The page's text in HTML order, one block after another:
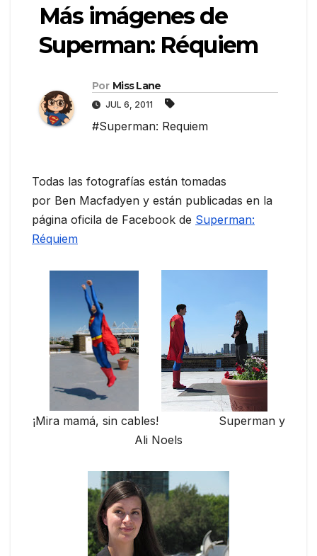
Más imágenes de
Superman: Réquiem
Por Miss Lane
JUL 6, 2011
#Superman: Requiem
Todas las fotografías están tomadas
por Ben Macfadyen y están publicadas en la
página oficila de Facebook de Superman:
Réquiem
¡Mira mamá, sin cables! Superman y
Ali Noels